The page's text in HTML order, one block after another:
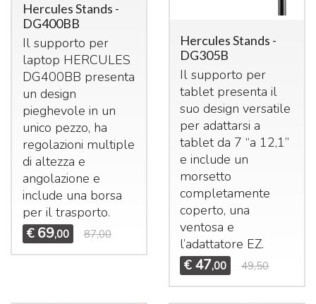
Hercules Stands -
DG400BB
Il supporto per
laptop HERCULES
DG400BB presenta
un design
pieghevole in un
unico pezzo, ha
regolazioni multiple
di altezza e
angolazione e
include una borsa
per il trasporto.
€ 69,00 87,00
Hercules Stands -
DG305B
Il supporto per
tablet presenta il
suo design versatile
per adattarsi a
tablet da 7 “a 12,1”
e include un
morsetto
completamente
coperto, una
ventosa e
l’adattatore EZ.
€ 47,00 49,50